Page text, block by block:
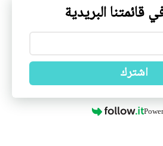
قائمتنا البريدية
اشترك